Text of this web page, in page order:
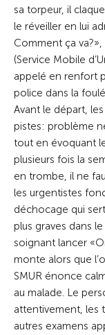
sa torpeur, il
le réveiller en lui
Comment ça
(Service Mobile
appelé en renfort
police dans la
Avant le départ,
pistes: problème
tout en évoquant
plusieurs fois la
en trombe, il ne
les urgentistes
déchocage qui
plus graves dans
soignant lancer
monte alors que
SMUR énonce
au malade. Le
attentivement, les
autres examens